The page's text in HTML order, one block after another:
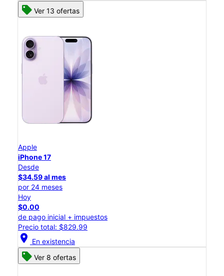
Ver 13 ofertas
Apple
iPhone 17
Desde
$34.59 al mes
por 24 meses
Hoy
$0.00
de pago inicial + impuestos
Precio total: $829.99
location_on En existencia
Ver 8 ofertas